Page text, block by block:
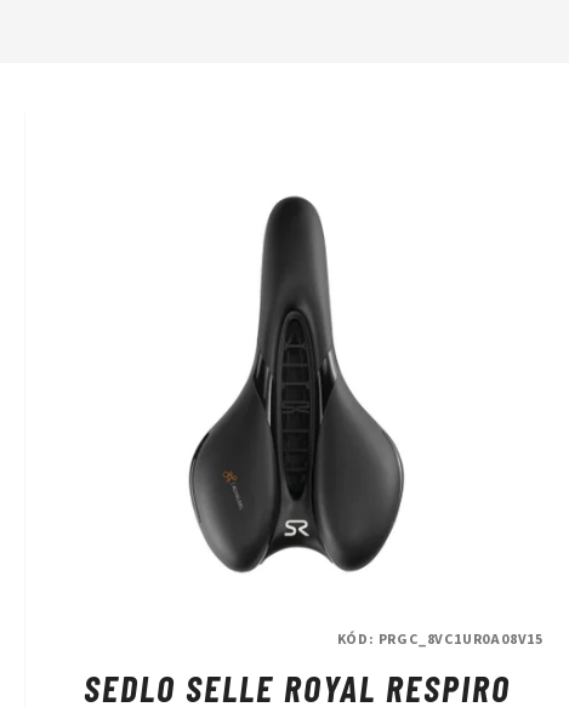
SEDLO SELLE ROYAL RESPIRO
KÓD: PRGC_8VC1UR0A08V15